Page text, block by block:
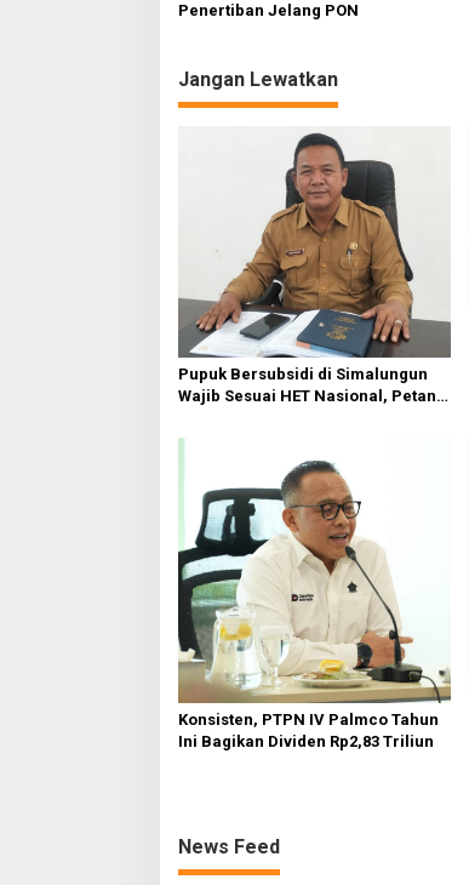
Penertiban Jelang PON
Jangan Lewatkan
Pupuk Bersubsidi di Simalungun
Wajib Sesuai HET Nasional, Petani
Konsisten, PTPN IV Palmco Tahun
Ini Bagikan Dividen Rp2,83 Triliun
News Feed